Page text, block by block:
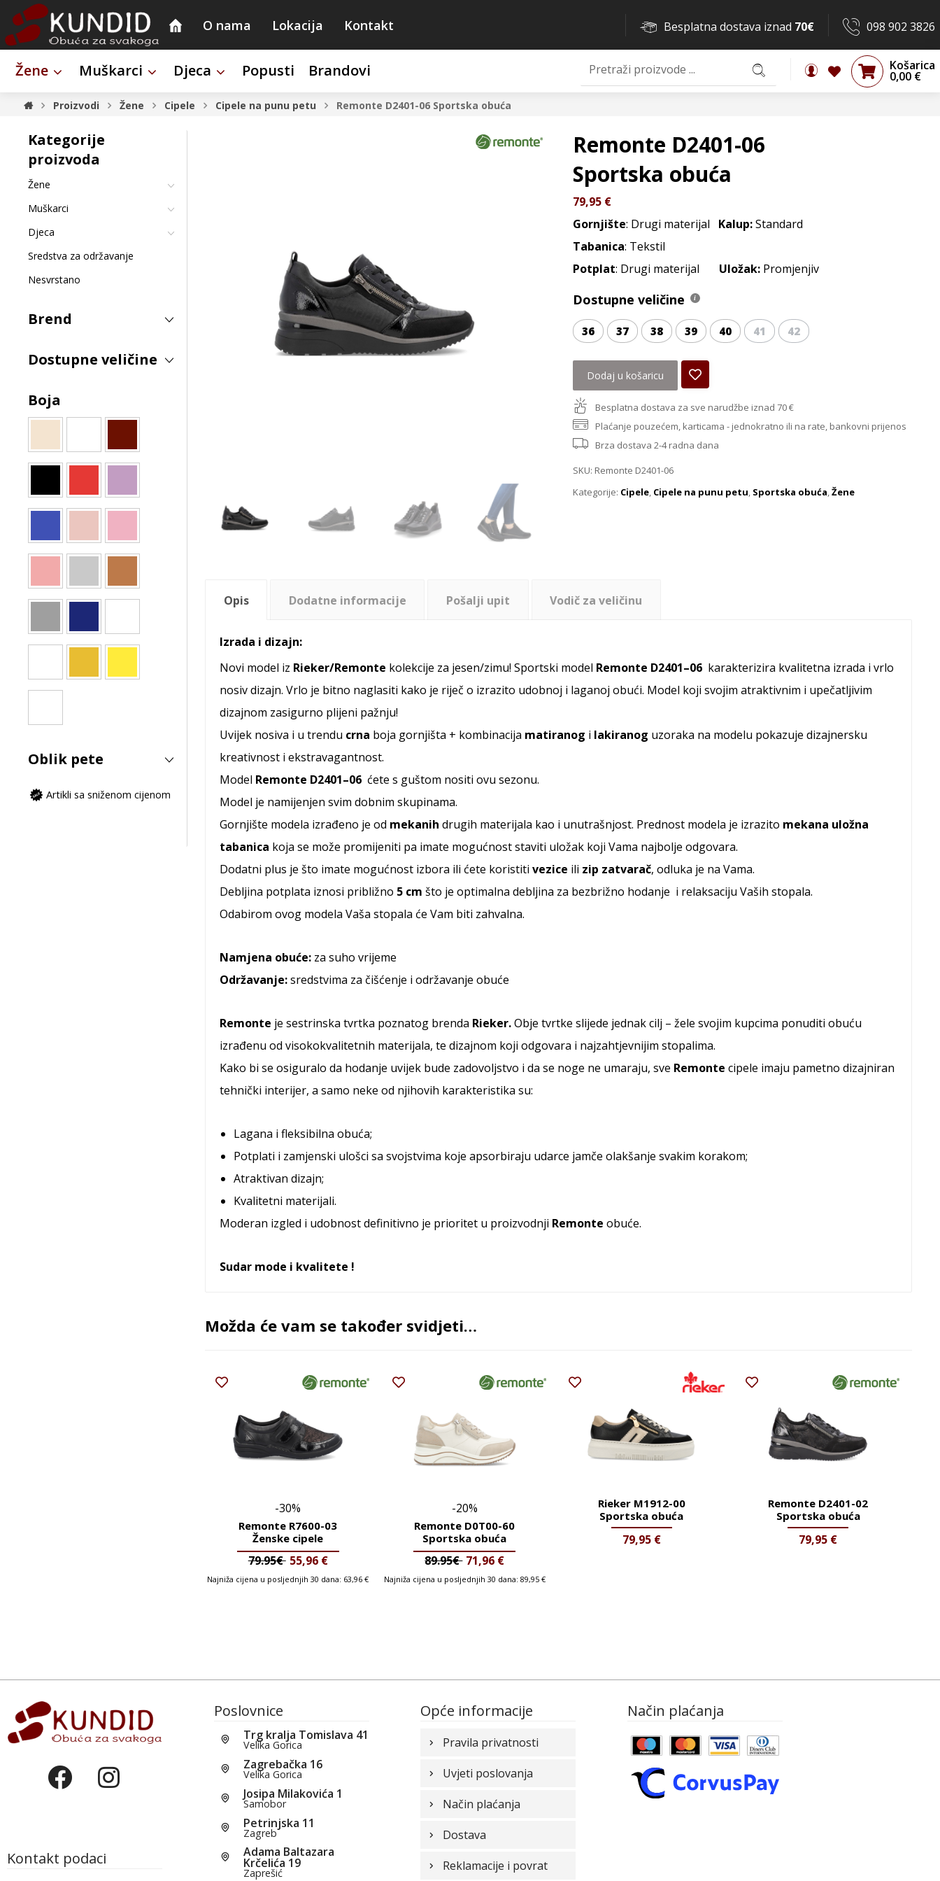
O nama Lokacija Kontakt 098 902 3826
Besplatna dostava iznad 70€
Žene Muškarci Djeca Popusti Brandovi Košarica
0,00 €
Proizvodi Žene Cipele Cipele na punu petu Remonte D2401-06Sportska obuća
Remonte D2401-06
Sportska obuća
79,95 €
Gornjište: Drugi materijal Kalup:Standard
Tabanica: Tekstil
Potplat: Drugi materijal Uložak: Promjenjiv
Dostupne veličine
36 37 38 39 40 41 42
Dodaj u košaricu
Besplatna dostava za sve narudžbe iznad 70 €
Plaćanje pouzećem, karticama - jednokratno ili na rate, bankovni prijenos
Brza dostava 2-4 radna dana
SKU: Remonte D2401-06
Kategorije: Cipele, Cipele na punu petu, Sportska obuća,Žene
Opis Dodatne informacije Pošalji upit Vodič za veličinu
Izrada i dizajn:
Novi model iz Rieker/Remonte kolekcije za jesen/zimu! Sportski model Remonte D2401–06 karakterizira kvalitetna izrada i vrlo
nosiv dizajn. Vrlo je bitno naglasiti kako je riječ o izrazito udobnoj i laganoj obući. Model koji svojim atraktivnim i upečatljivim
dizajnom zasigurno plijeni pažnju!
Uvijek nosiva i u trendu crna boja gornjišta + kombinacija matiranog i lakiranog uzoraka na modelu pokazuje dizajnersku
kreativnost i ekstravagantnost.
Model Remonte D2401–06 ćete s guštom nositi ovu sezonu.
Model je namijenjen svim dobnim skupinama.
Gornjište modela izrađeno je od mekanih drugih materijala kao i unutrašnjost. Prednost modela je izrazito mekana uložna
tabanica koja se može promijeniti pa imate mogućnost staviti uložak koji Vama najbolje odgovara.
Dodatni plus je što imate mogućnost izbora ili ćete koristiti vezice ili zip zatvarač, odluka je na Vama.
Debljina potplata iznosi približno 5 cm što je optimalna debljina za bezbrižno hodanje i relaksaciju Vaših stopala.
Odabirom ovog modela Vaša stopala će Vam biti zahvalna.
Namjena obuće:za suho vrijeme
Održavanje:sredstvima za čišćenje i održavanje obuće
Remonte je sestrinska tvrtka poznatog brenda Rieker.Obje tvrtke slijede jednak cilj – žele svojim kupcima ponuditi obuću
izrađenu od visokokvalitetnih materijala, te dizajnom koji odgovara i najzahtjevnijim stopalima.
Kako bi se osiguralo da hodanje uvijek bude zadovoljstvo i da se noge ne umaraju, sve Remonte cipele imaju pametno dizajniran
tehnički interijer, a samo neke od njihovih karakteristika su:
Lagana i fleksibilna obuća;
Potplati i zamjenski ulošci sa svojstvima koje apsorbiraju udarce jamče olakšanje svakim korakom;
Atraktivan dizajn;
Kvalitetni materijali.
Moderan izgled i udobnost definitivno je prioritet u proizvodnji Remonte obuće.
Sudar mode i kvalitete !
Možda će vam se također svidjeti…
-30%
Remonte R7600-03
Ženske cipele
79.95€ 55,96 €
Najniža cijena u posljednjih 30 dana: 63,96€
-20%
Remonte D0T00-60
Sportska obuća
89.95€ 71,96 €
Najniža cijena u posljednjih 30 dana: 89,95 €
Rieker M1912-00
Sportska obuća
79,95 €
Remonte D2401-02
Sportska obuća
79,95 €
Kategorije
proizvoda
Žene
Muškarci
Djeca
Sredstva za održavanje
Nesvrstano
Brend
Dostupne veličine
Boja
Oblik pete
Artikli sa sniženom cijenom
Kontakt podaci
Poslovnice
Trg kralja Tomislava 41
Velika Gorica
Zagrebačka 16
Velika Gorica
Josipa Milakovića 1
Samobor
Petrinjska 11
Zagreb
Adama Baltazara
Krčelića 19
Zaprešić
Opće informacije
Pravila privatnosti
Uvjeti poslovanja
Način plaćanja
Dostava
Reklamacije i povrat
Način plaćanja